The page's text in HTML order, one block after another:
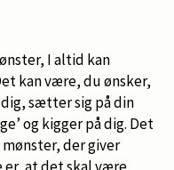
I altid kan
kan være, du ønsker,
sætter sig på din
og kigger på dig. Det
der giver